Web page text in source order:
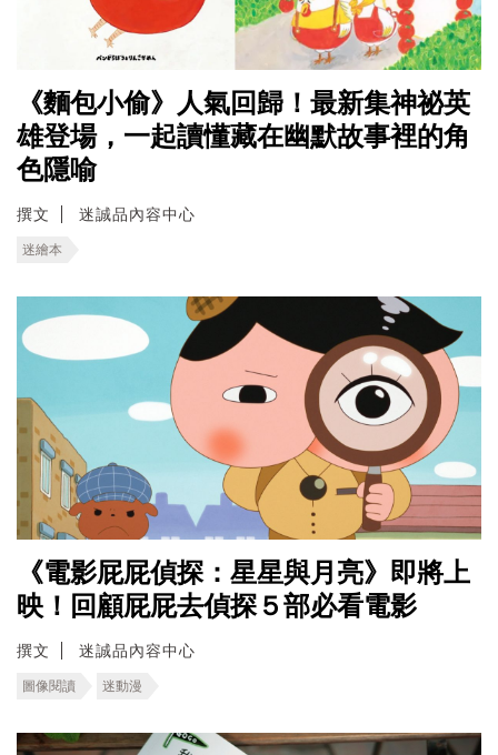
《麵包小偷》人氣回歸！最新集神祕英
雄登場，一起讀懂藏在幽默故事裡的角
色隱喻
撰文 迷誠品內容中心
迷繪本
《電影屁屁偵探：星星與月亮》即將上
映！回顧屁屁去偵探５部必看電影
撰文 迷誠品內容中心
圖像閱讀 迷動漫